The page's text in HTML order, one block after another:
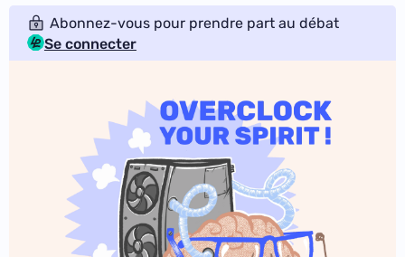
Abonnez-vous pour prendre part au débat
Se connecter